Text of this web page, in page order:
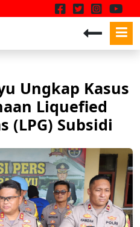
Ungkap Kasus
Liquefied
(LPG) Subsidi